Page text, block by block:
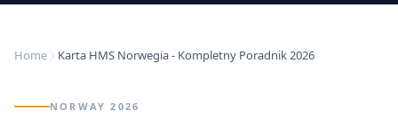
Home Karta HMS Norwegia - Kompletny Poradnik 2026
NORWAY 2026